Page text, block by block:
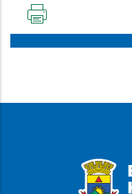
PÁGINA